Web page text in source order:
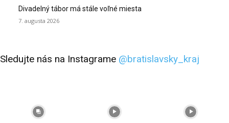
Divadelný tábor má stále voľné miesta
7. augusta 2026
Sledujte nás na Instagrame @bratislavsky_kraj